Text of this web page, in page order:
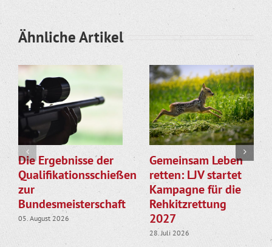
Ähnliche Artikel
Die Ergebnisse der
Qualifikationsschießen
zur
Bundesmeisterschaft
05. August 2026
Gemeinsam Leben
retten: LJV startet
Kampagne für die
Rehkitzrettung
2027
28. Juli 2026